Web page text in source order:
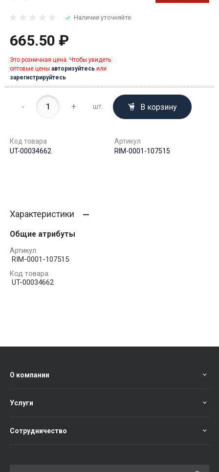
Наличие уточняйте
665.50 ₽
Это розничная цена. Чтобы увидеть
оптовые цены авторизуйтесь или
зарегистрируйтесь
- + шт. В корзину
Код товара
UT-00034662
Артикул
RIM-0001-107515
Характеристики
Общие атрибуты
Артикул
RIM-0001-107515
Код товара
UT-00034662
О компании
Услуги
Сотрудничество